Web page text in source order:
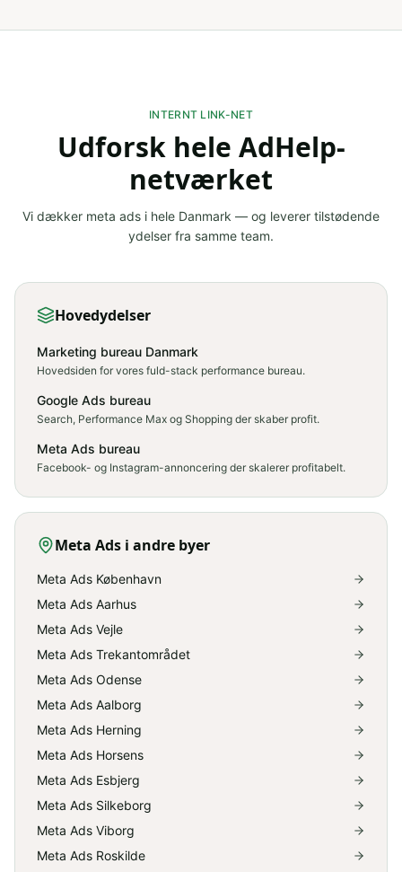
INTERNT LINK-NET
Udforsk hele AdHelp-
netværket
Vi dækker meta ads i hele Danmark — og leverer tilstødende
ydelser fra samme team.
Hovedydelser
Marketing bureau Danmark
Hovedsiden for vores fuld-stack performance bureau.
Google Ads bureau
Search, Performance Max og Shopping der skaber profit.
Meta Ads bureau
Facebook- og Instagram-annoncering der skalerer profitabelt.
Meta Ads i andre byer
Meta Ads København
Meta Ads Aarhus
Meta Ads Vejle
Meta Ads Trekantområdet
Meta Ads Odense
Meta Ads Aalborg
Meta Ads Herning
Meta Ads Horsens
Meta Ads Esbjerg
Meta Ads Silkeborg
Meta Ads Viborg
Meta Ads Roskilde